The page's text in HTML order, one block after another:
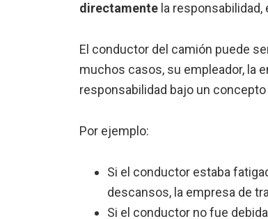
directamente la
El conductor del camión puede
muchos casos, su empleador, la
responsabilidad bajo un
Por ejemplo:
Si el conductor estaba
descansos, la empresa de
Si el conductor no fue